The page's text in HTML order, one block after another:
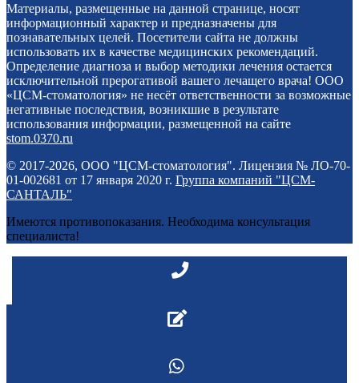
Материалы, размещенные на данной странице, носят
информационный характер и предназначены для
познавательных целей. Посетители сайта не должны
использовать их в качестве медицинских рекомендаций.
Определение диагноза и выбор методики лечения остается
исключительной прерогативой вашего лечащего врача! ООО
«ЦСМ-стоматология» не несёт ответственности за возможные
негативные последствия, возникшие в результате
использования информации, размещенной на сайте
stom.0370.ru
© 2017-2026, ООО "ЦСМ-стоматология". Лицензия № ЛО-70-
01-002681 от 17 января 2020 г. Группа компаний "ЦСМ-
САНТАЛЬ"
Имеются противопоказания. Необходима консультация
специалиста!